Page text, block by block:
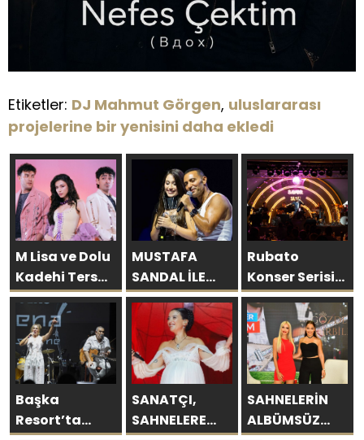
Etiketler: DJ Mahmut Görgen, uluslararası
projelerine bir yenisini daha ekledi
M Lisa ve Dolu
Kadehi Ters
Tut’tan Yeni İş
Birliği: “Vişne”
MUSTAFA
SANDAL İLE
AYNI SAHNEDE
PARLADI:
AFRA’YA
HARBİYE’DE
BÜYÜK ALKIŞ
Rubato
Konser Serisi
Müzikseverlerle
Buluşmaya
Devam Ediyor
Başka
Resort’ta
SANATÇI,
SAHNELERE
SAHNELERİN
ALBÜMSÜZ